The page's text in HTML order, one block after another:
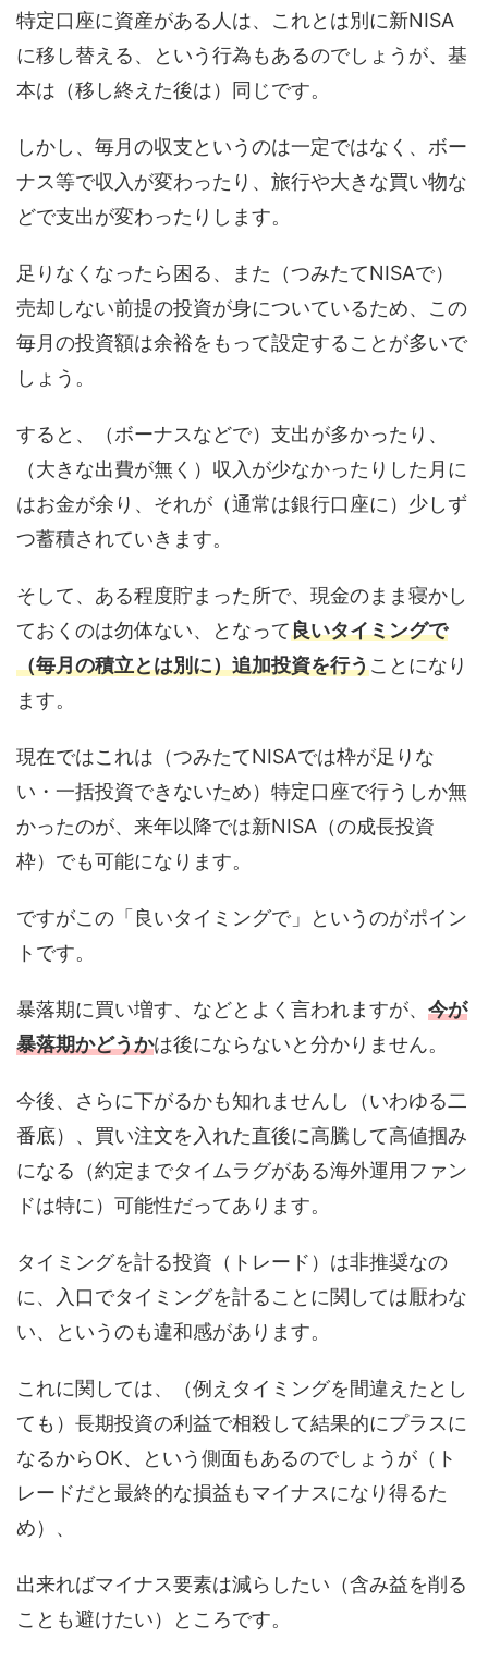
特定口座に資産がある人は、これとは別に新NISA
に移し替える、という行為もあるのでしょうが、基
本は（移し終えた後は）同じです。
しかし、毎月の収支というのは一定ではなく、ボー
ナス等で収入が変わったり、旅行や大きな買い物な
どで支出が変わったりします。
足りなくなったら困る、また（つみたてNISAで）
売却しない前提の投資が身についているため、この
毎月の投資額は余裕をもって設定することが多いで
しょう。
すると、（ボーナスなどで）支出が多かったり、
（大きな出費が無く）収入が少なかったりした月に
はお金が余り、それが（通常は銀行口座に）少しず
つ蓄積されていきます。
そして、ある程度貯まった所で、現金のまま寝かし
ておくのは勿体ない、となって良いタイミングで
（毎月の積立とは別に）追加投資を行うことになり
ます。
現在ではこれは（つみたてNISAでは枠が足りな
い・一括投資できないため）特定口座で行うしか無
かったのが、来年以降では新NISA（の成長投資
枠）でも可能になります。
ですがこの「良いタイミングで」というのがポイン
トです。
暴落期に買い増す、などとよく言われますが、 今が
暴落期かどうかは後にならないと分かりません。
今後、さらに下がるかも知れませんし（いわゆる二
番底）、買い注文を入れた直後に高騰して高値掴み
になる（約定までタイムラグがある海外運用ファン
ドは特に）可能性だってあります。
タイミングを計る投資（トレード）は非推奨なの
に、入口でタイミングを計ることに関しては厭わな
い、というのも違和感があります。
これに関しては、（例えタイミングを間違えたとし
ても）長期投資の利益で相殺して結果的にプラスに
なるからOK、という側面もあるのでしょうが（ト
レードだと最終的な損益もマイナスになり得るた
め）、
出来ればマイナス要素は減らしたい（含み益を削る
ことも避けたい）ところです。